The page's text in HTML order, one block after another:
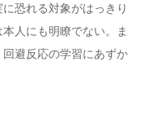
恐れる対象がはっきり
人にも明瞭でない。ま
避反応の学習にあずか